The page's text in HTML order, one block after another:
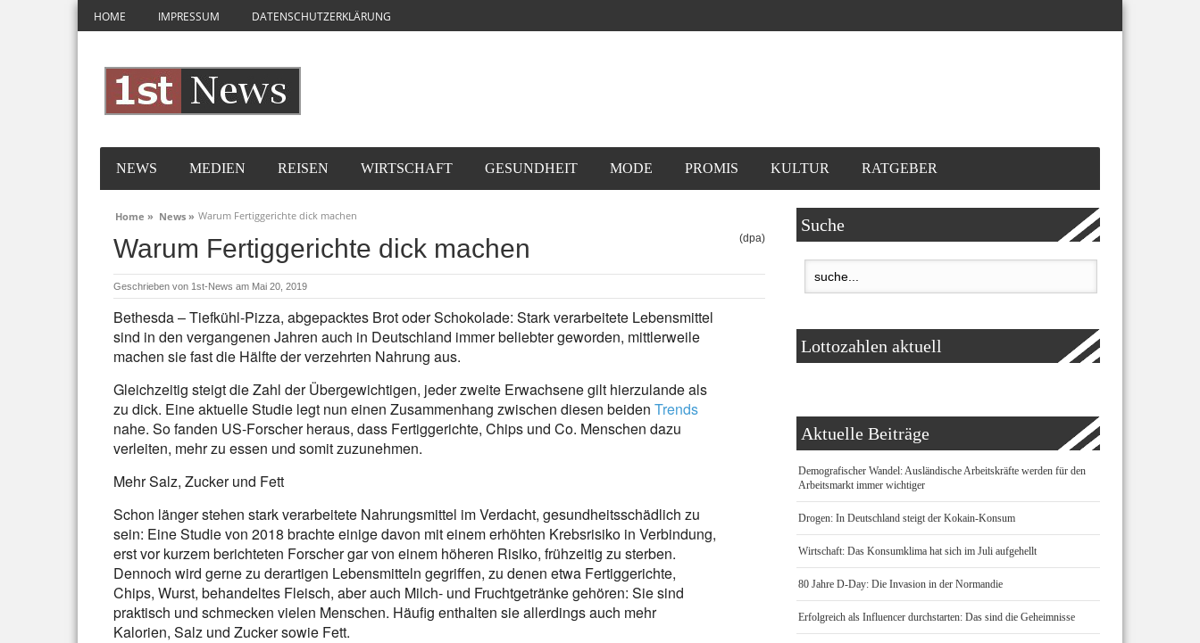
HOME IMPRESSUM DATENSCHUTZERKLÄRUNG
NEWS MEDIEN REISEN WIRTSCHAFT GESUNDHEIT MODE PROMIS KULTUR RATGEBER
Home » News » Warum Fertiggerichte dick machen
Warum Fertiggerichte dick machen (dpa)
Geschrieben von 1st-News am Mai 20, 2019
Bethesda – Tiefkühl-Pizza, abgepacktes Brot oder Schokolade: Stark verarbeitete Lebensmittel
sind in den vergangenen Jahren auch in Deutschland immer beliebter geworden, mittlerweile
machen sie fast die Hälfte der verzehrten Nahrung aus.
Gleichzeitig steigt die Zahl der Übergewichtigen, jeder zweite Erwachsene gilt hierzulande als
zu dick. Eine aktuelle Studie legt nun einen Zusammenhang zwischen diesen beiden Trends
nahe. So fanden US-Forscher heraus, dass Fertiggerichte, Chips und Co. Menschen dazu
verleiten, mehr zu essen und somit zuzunehmen.
Mehr Salz, Zucker und Fett
Schon länger stehen stark verarbeitete Nahrungsmittel im Verdacht, gesundheitsschädlich zu
sein: Eine Studie von 2018 brachte einige davon mit einem erhöhten Krebsrisiko in Verbindung,
erst vor kurzem berichteten Forscher gar von einem höheren Risiko, frühzeitig zu sterben.
Dennoch wird gerne zu derartigen Lebensmitteln gegriffen, zu denen etwa Fertiggerichte,
Chips, Wurst, behandeltes Fleisch, aber auch Milch- und Fruchtgetränke gehören: Sie sind
praktisch und schmecken vielen Menschen. Häufig enthalten sie allerdings auch mehr
Kalorien, Salz und Zucker sowie Fett.
Suche
Lottozahlen aktuell
Aktuelle Beiträge
Demografischer Wandel: Ausländische Arbeitskräfte werden für den
Arbeitsmarkt immer wichtiger
Drogen: In Deutschland steigt der Kokain-Konsum
Wirtschaft: Das Konsumklima hat sich im Juli aufgehellt
80 Jahre D-Day: Die Invasion in der Normandie
Erfolgreich als Influencer durchstarten: Das sind die Geheimnisse